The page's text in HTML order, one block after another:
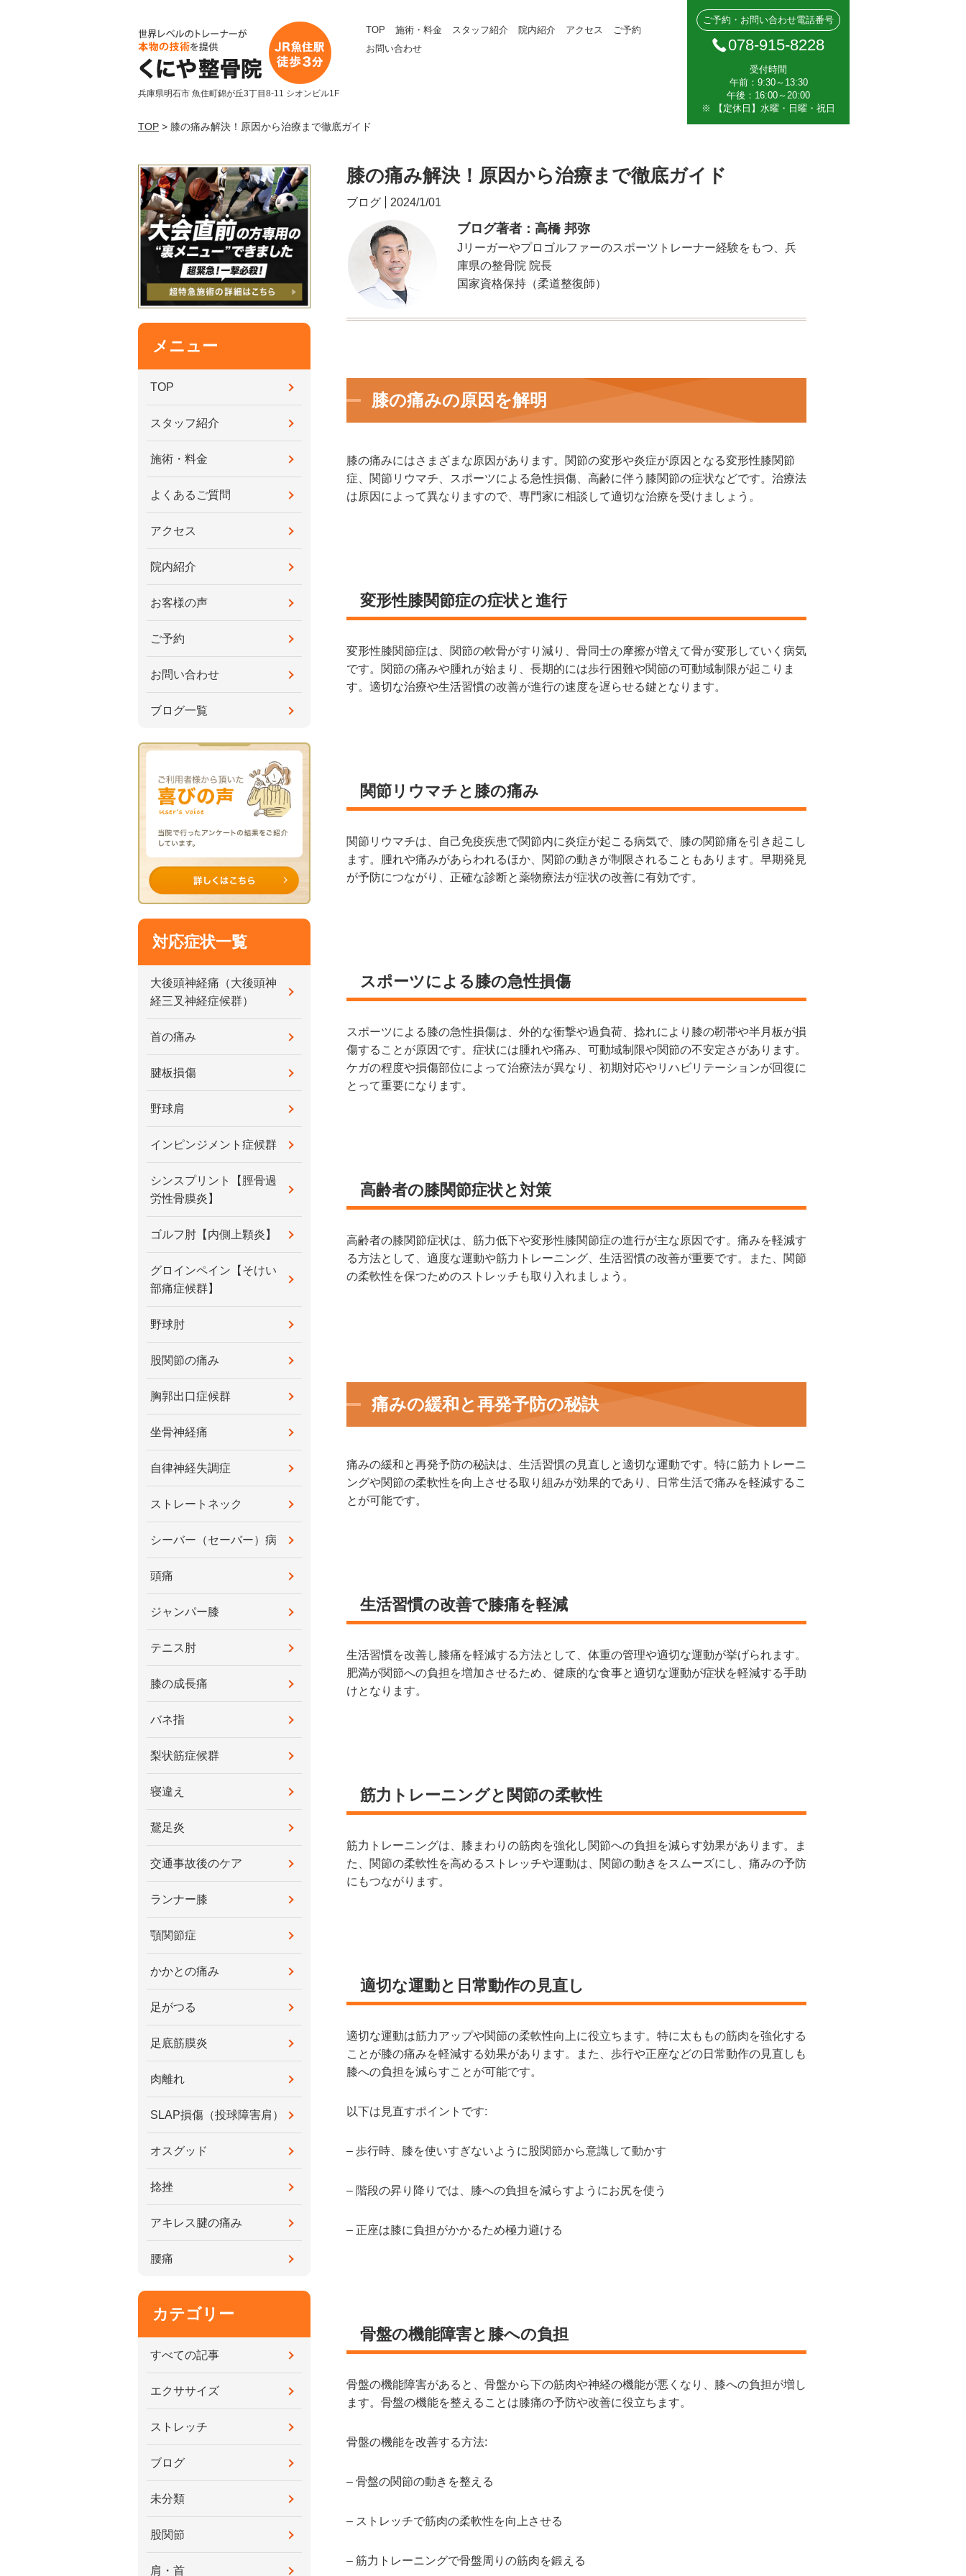
兵庫県明石市 魚住町錦が丘3丁目8-11 シオンビル1F
TOP 施術・料金 スタッフ紹介 院内紹介 アクセス
ご予約
お問い合わせ
ご予約・お問い合わせ電話番号
078-915-8228
受付時間
午前：9:30～13:30
午後：16:00～20:00
※ 【定休日】水曜・日曜・祝日
TOP > 膝の痛み解決！原因から治療まで徹底ガイド
膝の痛み解決！原因から治療まで徹底ガイド
ブログ 2024/1/01
ブログ著者：高橋 邦弥
Jリーガーやプロゴルファーのスポーツトレーナー経験をもつ、兵
庫県の整骨院 院長
国家資格保持（柔道整復師）
膝の痛みの原因を解明
膝の痛みにはさまざまな原因があります。関節の変形や炎症が原因となる変形性膝関節
症、関節リウマチ、スポーツによる急性損傷、高齢に伴う膝関節の症状などです。治療法
は原因によって異なりますので、専門家に相談して適切な治療を受けましょう。
変形性膝関節症の症状と進行
変形性膝関節症は、関節の軟骨がすり減り、骨同士の摩擦が増えて骨が変形していく病気
です。関節の痛みや腫れが始まり、長期的には歩行困難や関節の可動域制限が起こりま
す。適切な治療や生活習慣の改善が進行の速度を遅らせる鍵となります。
関節リウマチと膝の痛み
関節リウマチは、自己免疫疾患で関節内に炎症が起こる病気で、膝の関節痛を引き起こし
ます。腫れや痛みがあらわれるほか、関節の動きが制限されることもあります。早期発見
が予防につながり、正確な診断と薬物療法が症状の改善に有効です。
スポーツによる膝の急性損傷
スポーツによる膝の急性損傷は、外的な衝撃や過負荷、捻れにより膝の靭帯や半月板が損
傷することが原因です。症状には腫れや痛み、可動域制限や関節の不安定さがあります。
ケガの程度や損傷部位によって治療法が異なり、初期対応やリハビリテーションが回復に
とって重要になります。
高齢者の膝関節症状と対策
高齢者の膝関節症状は、筋力低下や変形性膝関節症の進行が主な原因です。痛みを軽減す
る方法として、適度な運動や筋力トレーニング、生活習慣の改善が重要です。また、関節
の柔軟性を保つためのストレッチも取り入れましょう。
痛みの緩和と再発予防の秘訣
痛みの緩和と再発予防の秘訣は、生活習慣の見直しと適切な運動です。特に筋力トレーニ
ングや関節の柔軟性を向上させる取り組みが効果的であり、日常生活で痛みを軽減するこ
とが可能です。
生活習慣の改善で膝痛を軽減
生活習慣を改善し膝痛を軽減する方法として、体重の管理や適切な運動が挙げられます。
肥満が関節への負担を増加させるため、健康的な食事と適切な運動が症状を軽減する手助
けとなります。
筋力トレーニングと関節の柔軟性
筋力トレーニングは、膝まわりの筋肉を強化し関節への負担を減らす効果があります。ま
た、関節の柔軟性を高めるストレッチや運動は、関節の動きをスムーズにし、痛みの予防
にもつながります。
適切な運動と日常動作の見直し
適切な運動は筋力アップや関節の柔軟性向上に役立ちます。特に太ももの筋肉を強化する
ことが膝の痛みを軽減する効果があります。また、歩行や正座などの日常動作の見直しも
膝への負担を減らすことが可能です。
以下は見直すポイントです:
– 歩行時、膝を使いすぎないように股関節から意識して動かす
– 階段の昇り降りでは、膝への負担を減らすようにお尻を使う
– 正座は膝に負担がかかるため極力避ける
骨盤の機能障害と膝への負担
骨盤の機能障害があると、骨盤から下の筋肉や神経の機能が悪くなり、膝への負担が増し
ます。骨盤の機能を整えることは膝痛の予防や改善に役立ちます。
骨盤の機能を改善する方法:
– 骨盤の関節の動きを整える
– ストレッチで筋肉の柔軟性を向上させる
– 筋力トレーニングで骨盤周りの筋肉を鍛える
メニュー
TOP
スタッフ紹介
施術・料金
よくあるご質問
アクセス
院内紹介
お客様の声
ご予約
お問い合わせ
ブログ一覧
対応症状一覧
大後頭神経痛（大後頭神
経三叉神経症候群）
首の痛み
腱板損傷
野球肩
インピンジメント症候群
シンスプリント【脛骨過
労性骨膜炎】
ゴルフ肘【内側上顆炎】
グロインペイン【そけい
部痛症候群】
野球肘
股関節の痛み
胸郭出口症候群
坐骨神経痛
自律神経失調症
ストレートネック
シーバー（セーバー）病
頭痛
ジャンパー膝
テニス肘
膝の成長痛
バネ指
梨状筋症候群
寝違え
鵞足炎
交通事故後のケア
ランナー膝
顎関節症
かかとの痛み
足がつる
足底筋膜炎
肉離れ
SLAP損傷（投球障害肩）
オスグッド
捻挫
アキレス腱の痛み
腰痛
カテゴリー
すべての記事
エクササイズ
ストレッチ
ブログ
未分類
股関節
肩・首